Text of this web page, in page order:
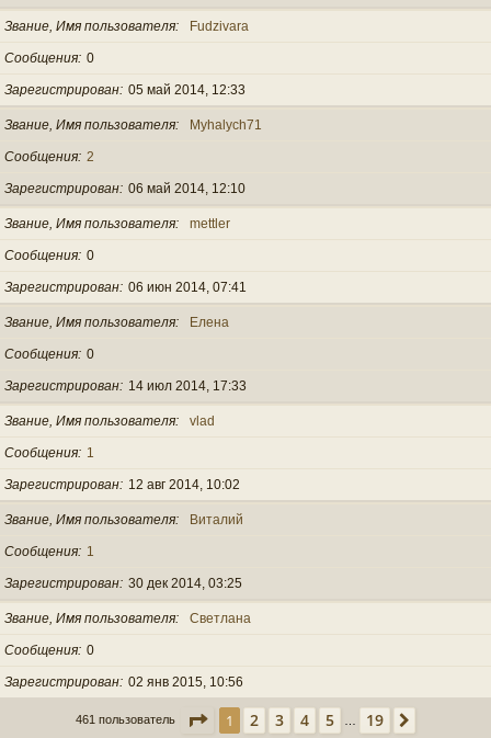
Звание, Имя пользователя Fudzivara
Сообщения 0
Зарегистрирован 05 май 2014, 12:33
Звание, Имя пользователя Myhalych71
Сообщения 2
Зарегистрирован 06 май 2014, 12:10
Звание, Имя пользователя mettler
Сообщения 0
Зарегистрирован 06 июн 2014, 07:41
Звание, Имя пользователя Елена
Сообщения 0
Зарегистрирован 14 июл 2014, 17:33
Звание, Имя пользователя vlad
Сообщения 1
Зарегистрирован 12 авг 2014, 10:02
Звание, Имя пользователя Виталий
Сообщения 1
Зарегистрирован 30 дек 2014, 03:25
Звание, Имя пользователя Светлана
Сообщения 0
Зарегистрирован 02 янв 2015, 10:56
461 пользователь Страница из 19
1 2 3 4 5 19